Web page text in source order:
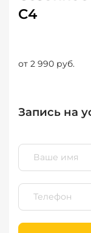
C4
от 2 990 руб.
Запись на